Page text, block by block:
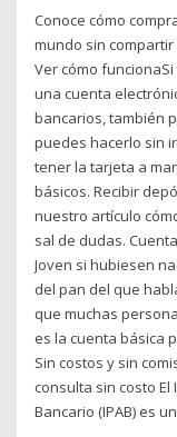
Conoce cómo
mundo sin compartir
Ver cómo
una cuenta
bancarios, también
puedes hacerlo sin
tener la tarjeta a
básicos. Recibir
nuestro artículo
sal de dudas.
Joven si hubiesen
del pan del que
que muchas
es la cuenta básica
Sin costos y sin
consulta sin costo
Bancario (IPAB) es